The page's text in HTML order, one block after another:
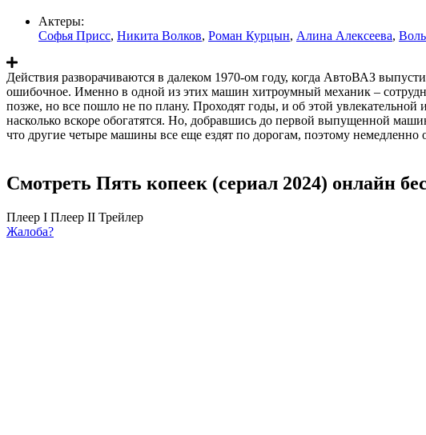
Актеры:
Софья Присс, Никита Волков, Роман Курцын, Алина Алексеева,
Действия разворачиваются в далеком 1970-ом году, когда АвтоВАЗ
ошибочное. Именно в одной из этих машин хитроумный механик –
позже, но все пошло не по плану. Проходят годы, и об этой
насколько вскоре обогатятся. Но, добравшись до первой выпущенной
что другие четыре машины все еще ездят по дорогам, поэтому
Смотреть Пять копеек (сериал 2024) онлайн
Плеер I Плеер II Трейлер
Жалоба?